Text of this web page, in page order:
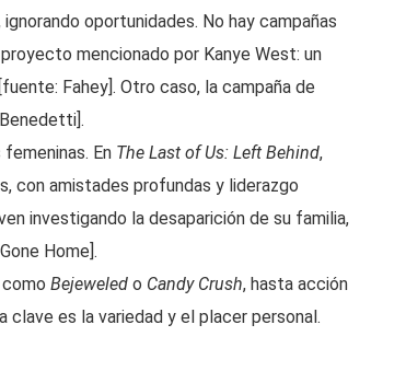
oportunidades. No hay campañas
mencionado por Kanye West: un
Fahey]. Otro caso, la campaña de
En The Last of Us: Left Behind,
con amistades profundas y liderazgo
investigando la desaparición de su familia,
Home].
Bejeweled o Candy Crush, hasta acción
es la variedad y el placer personal.